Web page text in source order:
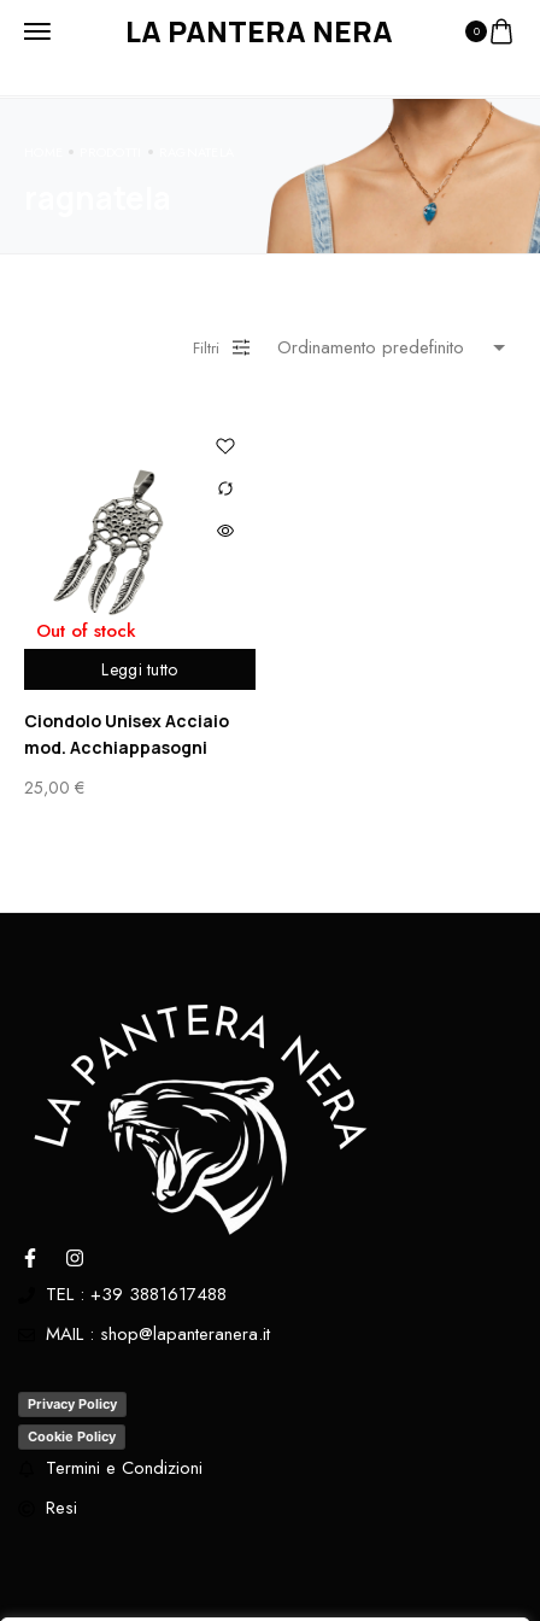
LA PANTERA NERA 0
Filtri
Leggi tutto
Out of stock
Ciondolo Unisex Acciaio
mod. Acchiappasogni
25,00 €
TEL : +39 3881617488
MAIL : shop@lapanteranera.it
Privacy Policy
Cookie Policy
Termini e Condizioni
Resi